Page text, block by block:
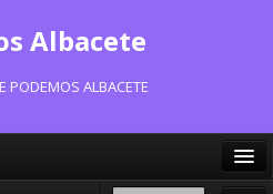
Albacete
PODEMOS ALBACETE